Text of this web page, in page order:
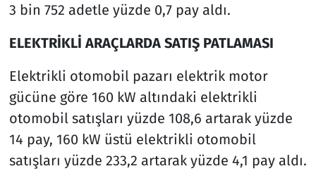
3 bin 752 adetle yüzde 0,7 pay aldı.
ELEKTRİKLİ ARAÇLARDA SATIŞ PATLAMASI
Elektrikli otomobil pazarı elektrik motor
gücüne göre 160 kW altındaki elektrikli
otomobil satışları yüzde 108,6 artarak yüzde
14 pay, 160 kW üstü elektrikli otomobil
satışları yüzde 233,2 artarak yüzde 4,1 pay aldı.